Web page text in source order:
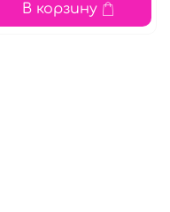
В корзину